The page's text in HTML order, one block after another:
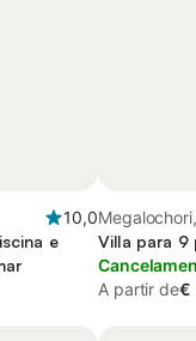
10,0
e
Villa para 9
A partir de€